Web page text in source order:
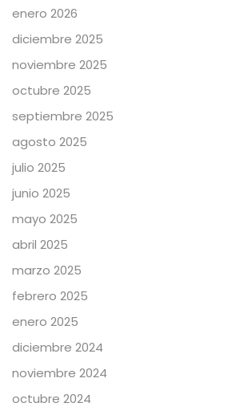
enero 2026
diciembre 2025
noviembre 2025
octubre 2025
septiembre 2025
agosto 2025
julio 2025
junio 2025
mayo 2025
abril 2025
marzo 2025
febrero 2025
enero 2025
diciembre 2024
noviembre 2024
octubre 2024